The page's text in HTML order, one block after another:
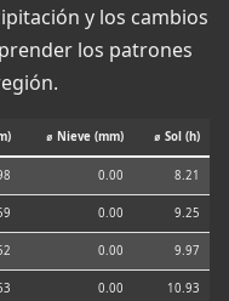
y los cambios
los patrones
⌀ Nieve (mm) ⌀ Sol (h)
0.00 8.21
0.00 9.25
0.00 9.97
0.00 10.93